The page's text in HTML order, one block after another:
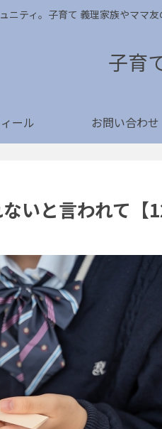
ニティ。子育て 義理家族やママ
子育
ール お問い合わせ
いと言われて【